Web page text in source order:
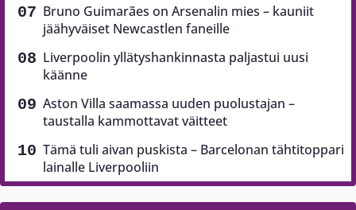
Bruno Guimarães on Arsenalin mies – kauniit
jäähyväiset Newcastlen faneille
Liverpoolin yllätyshankinnasta paljastui uusi
käänne
Aston Villa saamassa uuden puolustajan –
taustalla kammottavat väitteet
Tämä tuli aivan puskista – Barcelonan tähtitoppari
lainalle Liverpooliin